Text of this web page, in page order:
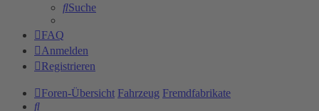
Suche
FAQ
Anmelden
Registrieren
Foren-Übersicht Fahrzeug Fremdfabrikate
Suche